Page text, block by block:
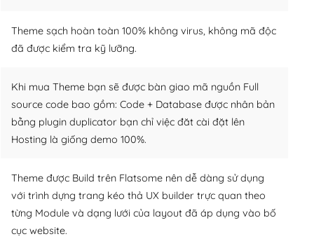
Theme sạch hoàn toàn 100% không virus, không mã độc
đã được kiểm tra kỹ lưỡng.
Khi mua Theme bạn sẽ được bàn giao mã nguồn Full
source code bao gồm: Code + Database được nhân bản
bằng plugin duplicator bạn chỉ việc đăt cài đặt lên
Hosting là giống demo 100%.
Theme được Build trên Flatsome nên dễ dàng sử dụng
với trình dựng trang kéo thả UX builder trực quan theo
từng Module và dạng lưới của layout đã áp dụng vào bố
cục website.